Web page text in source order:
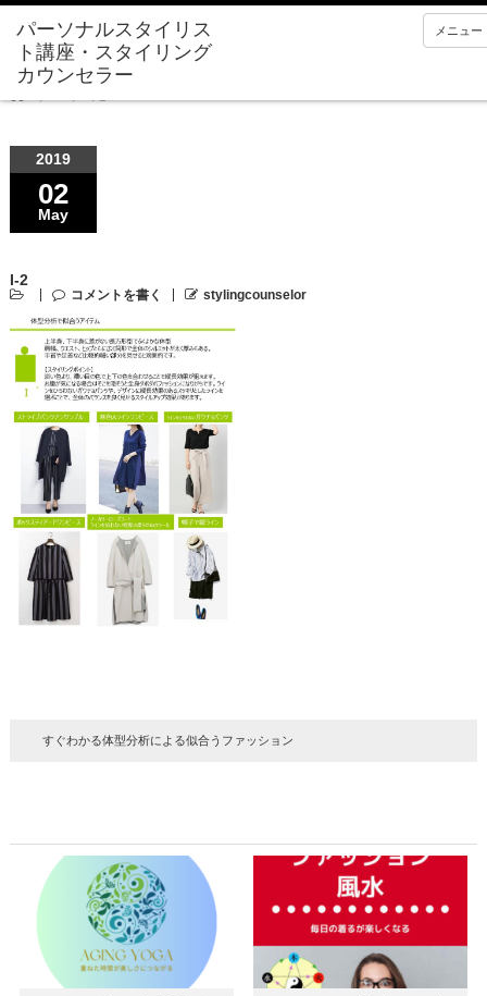
メニュー
I-2
2019
02
May
I-2
コメントを書く stylingcounselor
すぐわかる体型分析による似合うファッション